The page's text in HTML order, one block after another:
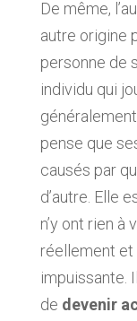
De même,
autre origine
personne de
individu qui
pense que
causés par
d’autre. Elle
n’y ont rien à
réellement
impuissante.
de devenir